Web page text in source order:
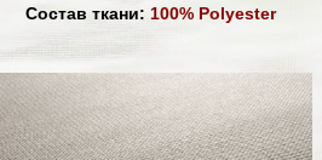
Состав ткани: 100% Polyester